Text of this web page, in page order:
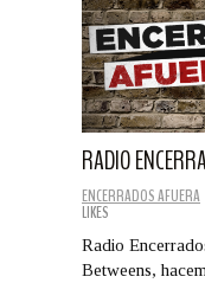
RADIO
ENCERRADOS AFUERA
LIKES
Radio
Betweens,